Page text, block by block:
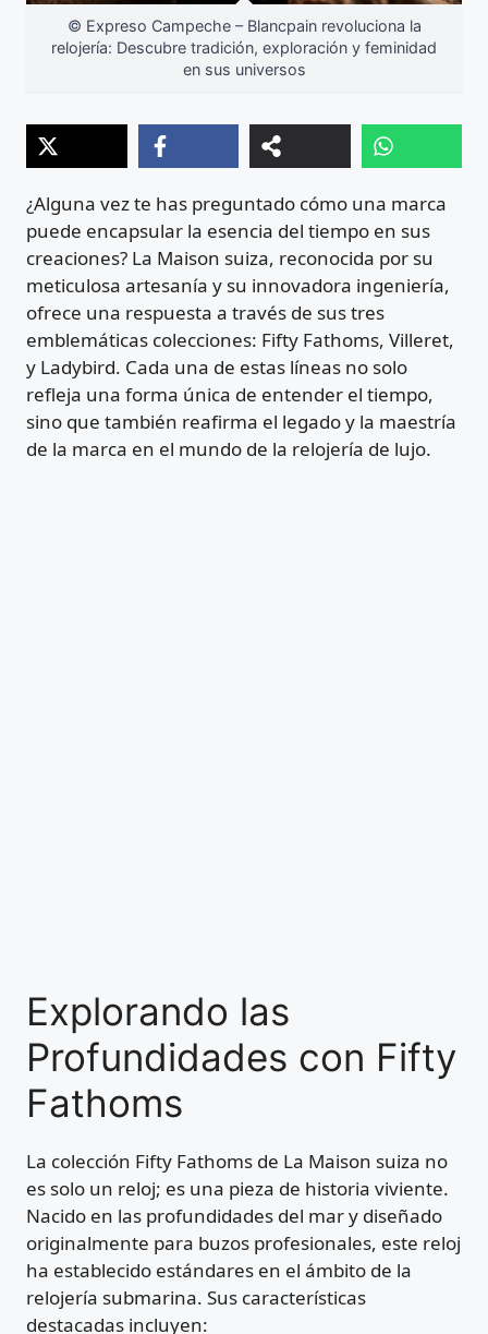
© Expreso Campeche – Blancpain revoluciona la
relojería: Descubre tradición, exploración y feminidad
en sus universos
¿Alguna vez te has preguntado cómo una marca
puede encapsular la esencia del tiempo en sus
creaciones? La Maison suiza, reconocida por su
meticulosa artesanía y su innovadora ingeniería,
ofrece una respuesta a través de sus tres
emblemáticas colecciones: Fifty Fathoms, Villeret,
y Ladybird. Cada una de estas líneas no solo
refleja una forma única de entender el tiempo,
sino que también reafirma el legado y la maestría
de la marca en el mundo de la relojería de lujo.
Explorando las
Profundidades con Fifty
Fathoms
La colección Fifty Fathoms de La Maison suiza no
es solo un reloj; es una pieza de historia viviente.
Nacido en las profundidades del mar y diseñado
originalmente para buzos profesionales, este reloj
ha establecido estándares en el ámbito de la
relojería submarina. Sus características
destacadas incluyen: